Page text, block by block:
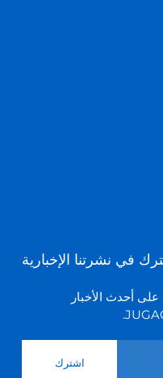
في نشرتنا الإخبارية
أحدث الأخبار
اشترك